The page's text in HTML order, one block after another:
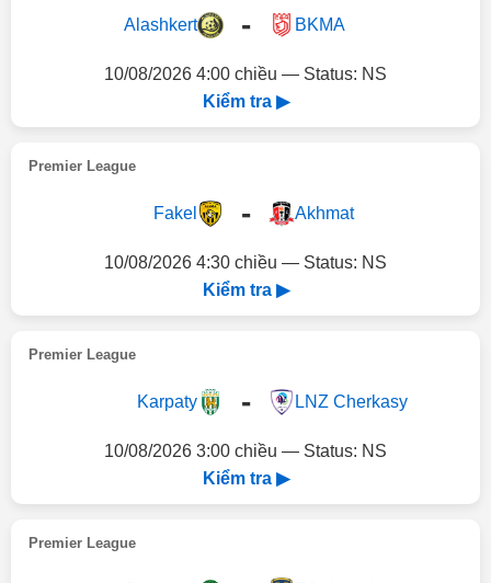
Alashkert - BKMA
10/08/2026 4:00 chiều — Status: NS
Kiểm tra ▶
Premier League
Fakel - Akhmat
10/08/2026 4:30 chiều — Status: NS
Kiểm tra ▶
Premier League
Karpaty - LNZ Cherkasy
10/08/2026 3:00 chiều — Status: NS
Kiểm tra ▶
Premier League